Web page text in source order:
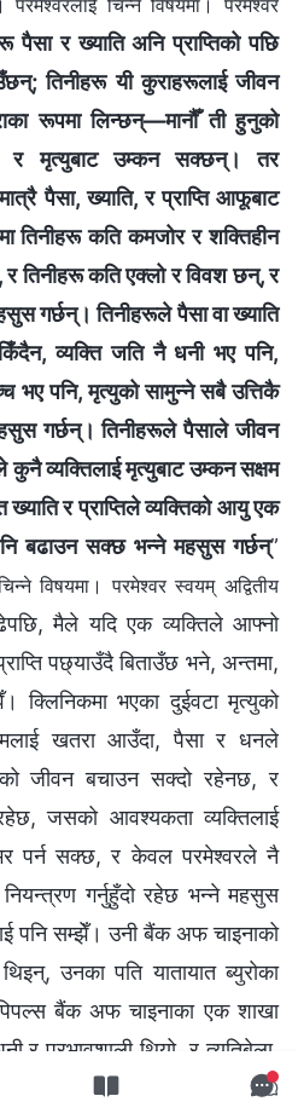
पैसा र ख्याति अनि प्राप्तिको पछि
तिनीहरू यी कुराहरूलाई जीवन
रूपमा लिन्छन्—मानौँ ती हुनुको
र मृत्युबाट उम्कन सक्छन्। तर
पैसा, ख्याति, र प्राप्ति आफूबाट
तिनीहरू कति कमजोर र शक्तिहीन
तिनीहरू कति एक्लो र विवश छन्, र
गर्छन्। तिनीहरूले पैसा वा ख्याति
व्यक्ति जति नै धनी भए पनि,
भए पनि, मृत्युको सामुन्ने सबै उत्तिकै
गर्छन्। तिनीहरूले पैसाले जीवन
कुनै व्यक्तिलाई मृत्युबाट उम्कन सक्षम
र प्राप्तिले व्यक्तिको आयु एक
बढाउन सक्छ भन्‍ने महसुस गर्छन्”
विषयमा। परमेश्‍वर स्वयम् अद्वितीय
मैले यदि एक व्यक्तिले आफ्नो
पछ्याउँदै बिताउँछ भने, अन्तमा,
क्लिनिकमा भएका दुईवटा मृत्युको
खतरा आउँदा, पैसा र धनले
जीवन बचाउन सक्दो रहेनछ, र
जसको आवश्यकता व्यक्तिलाई
पर्न सक्छ, र केवल परमेश्‍वरले नै
नियन्त्रण गर्नुहुँदो रहेछ भन्ने महसुस
पनि सम्झेँ। उनी बैंक अफ चाइनाको
उनका पति यातायात ब्युरोका
बैंक अफ चाइनाका एक शाखा
र प्रभावशाली थियो, र त्यतिबेला,
र ईर्ष्या गर्थे, तर बत्तीस वर्षको